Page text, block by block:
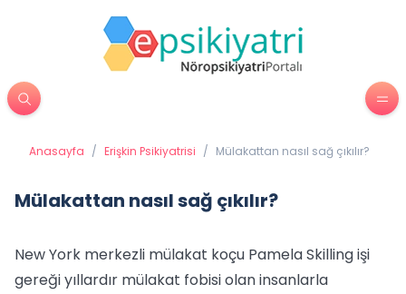
Anasayfa / Erişkin Psikiyatrisi / Mülakattan nasıl sağ çıkılır?
Mülakattan nasıl sağ çıkılır?
New York merkezli mülakat koçu Pamela Skilling işi
gereği yıllardır mülakat fobisi olan insanlarla